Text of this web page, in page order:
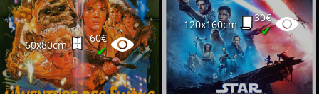
60x80cm
60€
✔
120x160cm
30€
✔